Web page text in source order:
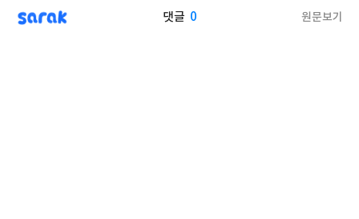
sarak 댓글 0 원문보기